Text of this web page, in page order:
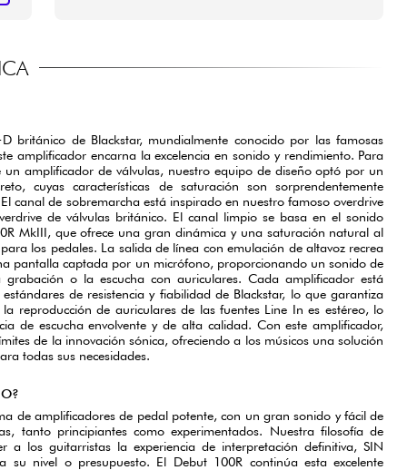
británico de Blackstar, mundialmente conocido por las famosas
amplificador encarna la excelencia en sonido y rendimiento. Para
amplificador de válvulas, nuestro equipo de diseño optó por un
cuyas características de saturación son sorprendentemente
canal de sobremarcha está inspirado en nuestro famoso overdrive
de válvulas británico. El canal limpio se basa en el sonido
MkIII, que ofrece una gran dinámica y una saturación natural al
los pedales. La salida de línea con emulación de altavoz recrea
pantalla captada por un micrófono, proporcionando un sonido de
o la escucha con auriculares. Cada amplificador está
de resistencia y fiabilidad de Blackstar, lo que garantiza
reproducción de auriculares de las fuentes Line In es estéreo, lo
de escucha envolvente y de alta calidad. Con este amplificador,
de la innovación sónica, ofreciendo a los músicos una solución
todas sus necesidades.
de amplificadores de pedal potente, con un gran sonido y fácil de
tanto principiantes como experimentados. Nuestra filosofía de
a los guitarristas la experiencia de interpretación definitiva, SIN
su nivel o presupuesto. El Debut 100R continúa esta excelente